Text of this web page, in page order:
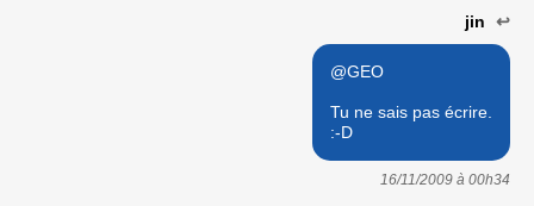
jin ↩
@GEO
Tu ne sais pas écrire.
:-D
16/11/2009 à 00h34